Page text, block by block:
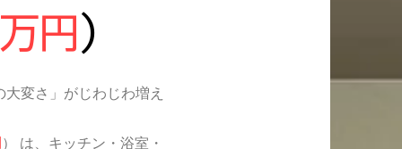
円 ）
変さ」がじわじわ増え
） は、キッチン・浴室・